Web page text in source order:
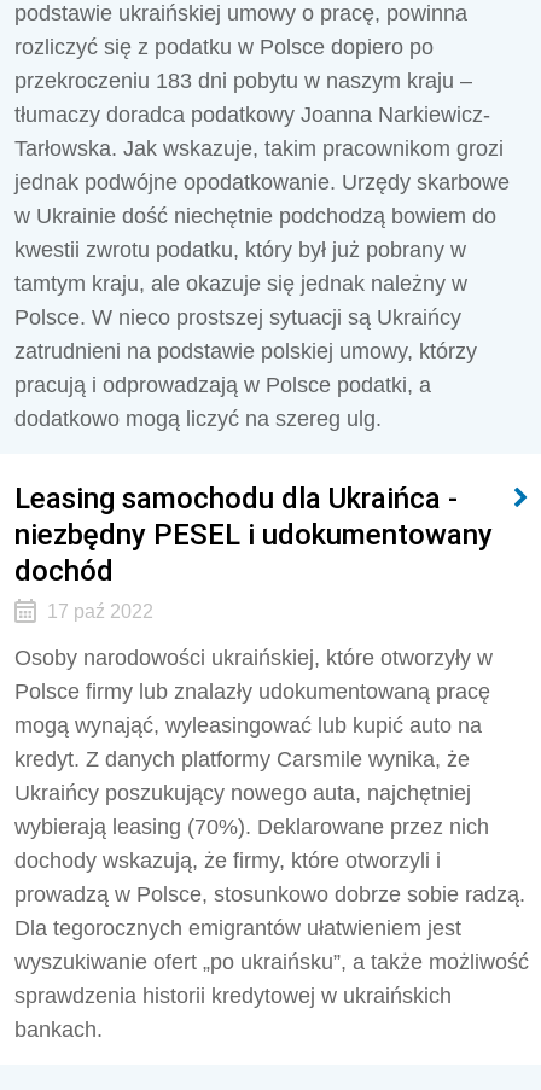
podstawie ukraińskiej umowy o pracę, powinna
rozliczyć się z podatku w Polsce dopiero po
przekroczeniu 183 dni pobytu w naszym kraju –
tłumaczy doradca podatkowy Joanna Narkiewicz-
Tarłowska. Jak wskazuje, takim pracownikom grozi
jednak podwójne opodatkowanie. Urzędy skarbowe
w Ukrainie dość niechętnie podchodzą bowiem do
kwestii zwrotu podatku, który był już pobrany w
tamtym kraju, ale okazuje się jednak należny w
Polsce. W nieco prostszej sytuacji są Ukraińcy
zatrudnieni na podstawie polskiej umowy, którzy
pracują i odprowadzają w Polsce podatki, a
dodatkowo mogą liczyć na szereg ulg.
Leasing samochodu dla Ukraińca -
niezbędny PESEL i udokumentowany
dochód
17 paź 2022
Osoby narodowości ukraińskiej, które otworzyły w
Polsce firmy lub znalazły udokumentowaną pracę
mogą wynająć, wyleasingować lub kupić auto na
kredyt. Z danych platformy Carsmile wynika, że
Ukraińcy poszukujący nowego auta, najchętniej
wybierają leasing (70%). Deklarowane przez nich
dochody wskazują, że firmy, które otworzyli i
prowadzą w Polsce, stosunkowo dobrze sobie radzą.
Dla tegorocznych emigrantów ułatwieniem jest
wyszukiwanie ofert „po ukraińsku”, a także możliwość
sprawdzenia historii kredytowej w ukraińskich
bankach.